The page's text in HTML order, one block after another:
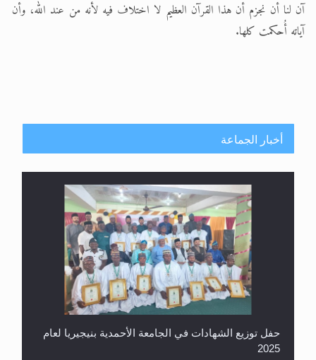
آن لنا أن نجزم أن هذا القرآن العظيم لا اختلاف فيه لأنه من عند الله، وأن
آياته أُحكمت كلها.
أخبار الجماعة
حفل توزيع الشهادات في الجامعة الأحمدية بنيجيريا لعام
2025